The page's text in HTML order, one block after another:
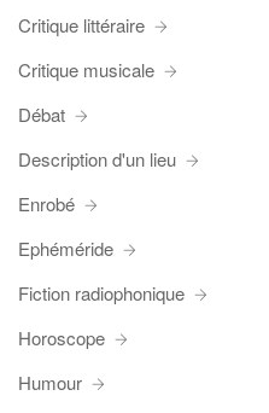
Critique littéraire
Critique musicale
Débat
Description d'un lieu
Enrobé
Ephéméride
Fiction radiophonique
Horoscope
Humour